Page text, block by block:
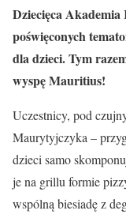
Dziecięca
poświęconych
dla dzieci. Tym
wyspę Mauritius!
Uczestnicy, pod
Maurytyjczyka –
dzieci samo
je na grillu formie
wspólną biesiadę z